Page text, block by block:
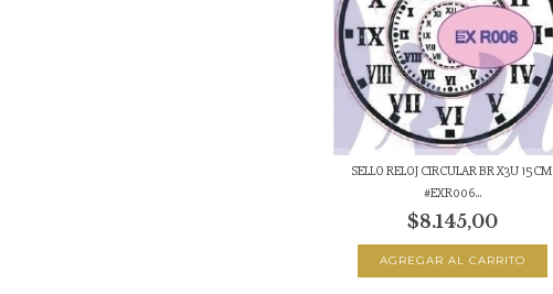
SELLO RELOJ CIRCULAR BR X3U 15CM
#EXR006...
$8.145,00